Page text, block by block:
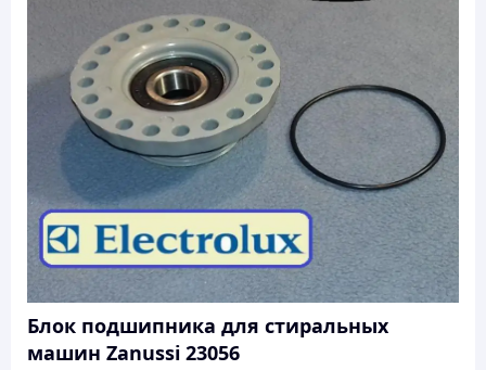
Блок подшипника для стиральных
машин Zanussi 23056